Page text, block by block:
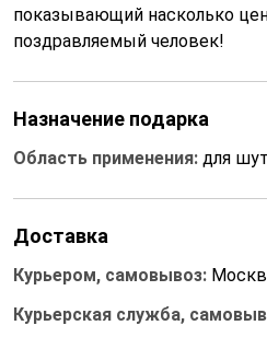
показывающий насколько
поздравляемый человек!
Назначение подарка
Область применения: для
Доставка
Курьером, самовывоз:
Курьерская служба,